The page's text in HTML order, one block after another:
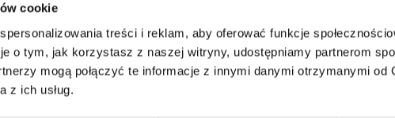
cookie
treści i reklam, aby oferować funkcje
o tym, jak korzystasz z naszej witryny, udostępniamy partnerom
mogą połączyć te informacje z innymi danymi otrzymanymi od
z ich usług.
Red
Spodnie Caroline
Wool&Lines
Białe
nogawkami